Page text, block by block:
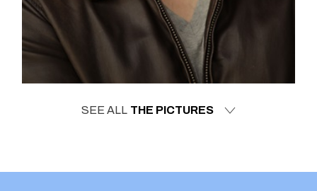
SEE ALL THE PICTURES